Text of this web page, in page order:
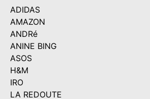
ADIDAS
AMAZON
ANDRé
ANINE BING
ASOS
H&M
IRO
LA REDOUTE